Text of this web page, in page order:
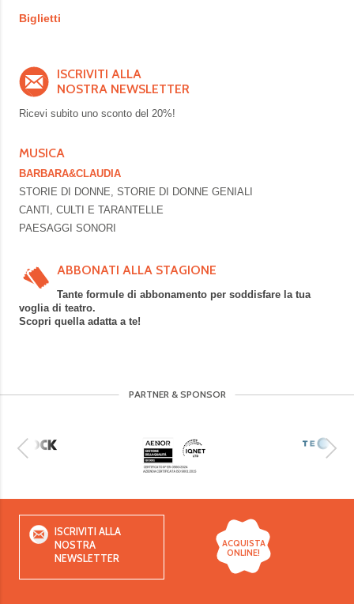
Biglietti
ISCRIVITI ALLA
NOSTRA NEWSLETTER
Ricevi subito uno sconto del 20%!
MUSICA
BARBARA&CLAUDIA
STORIE DI DONNE, STORIE DI DONNE GENIALI
CANTI, CULTI E TARANTELLE
PAESAGGI SONORI
ABBONATI ALLA STAGIONE
Tante formule di abbonamento per soddisfare la tua
voglia di teatro.
Scopri quella adatta a te!
PARTNER & SPONSOR
ISCRIVITI ALLA
NOSTRA
NEWSLETTER
ACQUISTA
ONLINE!